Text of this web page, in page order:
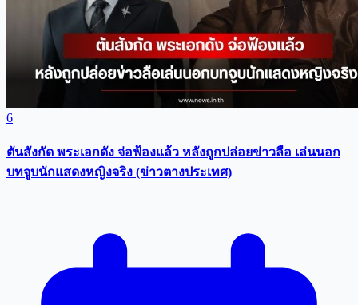
6
ตันสังกัด พระเอกดัง จ่อฟ้องแล้ว หลังถูกปล่อยข่าวลือ เล่นนอก
บทจูบนักแสดงหญิงจริง (ข่าวตางประเทศ)